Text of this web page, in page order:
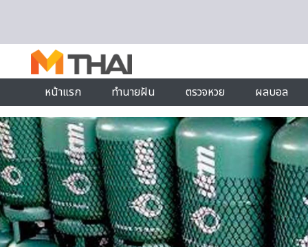
หน้าแรก ทำนายฝัน ตรวจหวย ผลบอล